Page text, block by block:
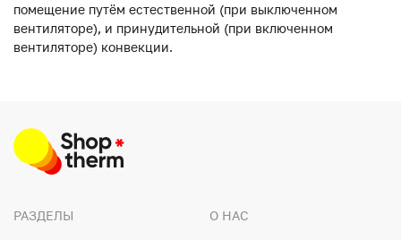
помещение путём естественной (при выключенном
вентиляторе), и принудительной (при включенном
вентиляторе) конвекции.
РАЗДЕЛЫ О НАС